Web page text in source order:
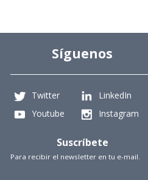
Síguenos
Twitter
LinkedIn
Youtube
Instagram
Suscríbete
Para recibir el newsletter en tu e-mail.